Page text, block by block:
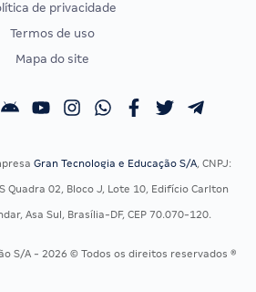
EXAME DE ORDEM
Calendário OAB
de privacidade
Termos de uso
Mapa do site
Gran Tecnologia e Educação S/A, CNPJ:
Quadra 02, Bloco J, Lote 10, Edifício Carlton
Asa Sul, Brasília-DF, CEP 70.070-120.
S/A - 2026 © Todos os direitos reservados ®